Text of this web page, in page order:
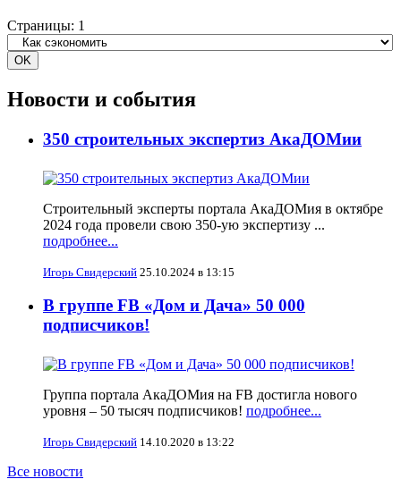
Страницы: 1
Новости и события
350 строительных экспертиз АкаДОМии
Строительный эксперты портала АкаДОМия в октябре
2024 года провели свою 350-ую экспертизу ...
подробнее...
Игорь Свидерский 25.10.2024 в 13:15
В группе FB «Дом и Дача» 50 000
подписчиков!
Группа портала АкаДОМия на FB достигла нового
уровня – 50 тысяч подписчиков! подробнее...
Игорь Свидерский 14.10.2020 в 13:22
Все новости